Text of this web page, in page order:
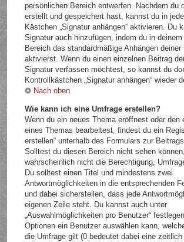
persönlichen Bereich entwerfen. Nachdem du
erstellt und gespeichert hast, kannst du in
Kästchen „Signatur anhängen“ aktivieren. Du
Signatur auch hinzufügen, indem du in
Bereich das standardmäßige Anhängen deiner
aktivierst. Wenn du einen einzelnen Beitrag
Signatur verfassen möchtest, so kannst du
Kontrollkästchen „Signatur anhängen“ wieder
Nach oben
Wie kann ich eine Umfrage erstellen?
Wenn du ein neues Thema eröffnest oder den
eines Themas bearbeitest, findest du ein
erstellen“ unterhalb des Formulars zur
Solltest du diesen Bereich nicht sehen
wahrscheinlich nicht die Berechtigung,
Du solltest einen Titel und mindestens zwei
Antwortmöglichkeiten in die entsprechenden
und dabei sicherstellen, dass jede
eigenen Zeile steht. Du kannst auch unter
„Auswahlmöglichkeiten pro Benutzer“
Optionen ein Benutzer auswählen kann,
die Umfrage gilt (0 bedeutet dabei eine